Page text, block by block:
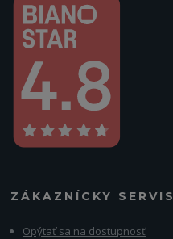
ZÁKAZNÍCKY SERVIS
Opýtať sa na dostupnosť